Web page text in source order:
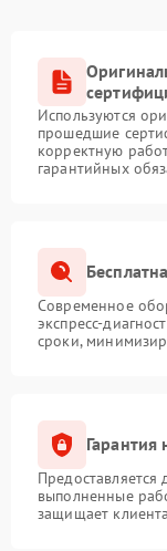
Используются
прошедшие
корректную
гарантийных
Современное
экспресс-
сроки,
Гарантия
выполненные
защищает